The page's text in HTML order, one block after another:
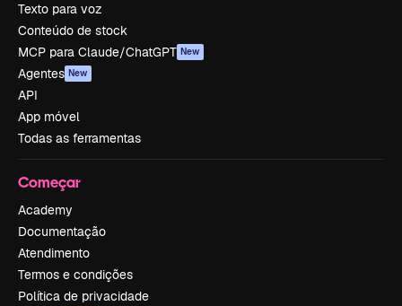
Texto para voz
Conteúdo de stock
MCP para Claude/ChatGPT New
Agentes New
API
App móvel
Todas as ferramentas
Começar
Academy
Documentação
Atendimento
Termos e condições
Política de privacidade